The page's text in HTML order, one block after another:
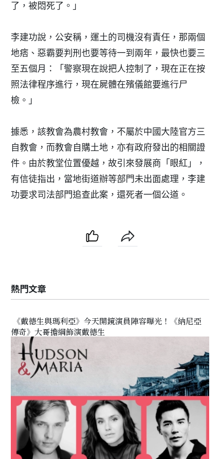
了，被悶死了。」
李建功說，公安稱，運土的司機沒有責任，那兩個
地痞、惡霸要判刑也要等待一到兩年，最快也要三
至五個月：「警察現在說把人控制了，現在正在按
照法律程序進行，現在屍體在殯儀館要進行尸
檢。」
據悉，該教會為農村教會，不屬於中國大陸官方三
自教會，而教會自購土地，亦有政府發出的相關證
件。由於教堂位置優越，故引來發展商「眼紅」，
有信徒指出，當地街道辦等部門未出面處理，李建
功要求司法部門追查此案，還死者一個公道。
熱門文章
《戴德生與瑪利亞》今天開鏡演員陣容曝光！《納尼亞
傳奇》大哥擔綱飾演戴德生